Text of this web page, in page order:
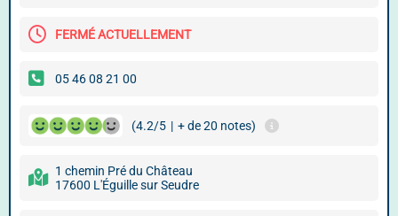
FERMÉ ACTUELLEMENT
05 46 08 21 00
(4.2/5 | + de 20 notes)
1 chemin Pré du Château
17600 L'Éguille sur Seudre